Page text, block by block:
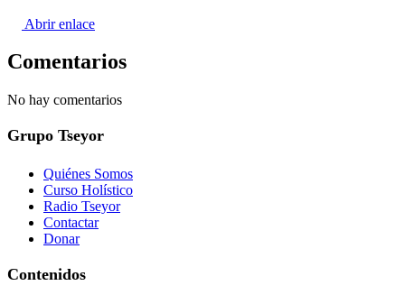
Abrir enlace
Comentarios
No hay comentarios
Grupo Tseyor
Quiénes Somos
Curso Holístico
Radio Tseyor
Contactar
Donar
Contenidos